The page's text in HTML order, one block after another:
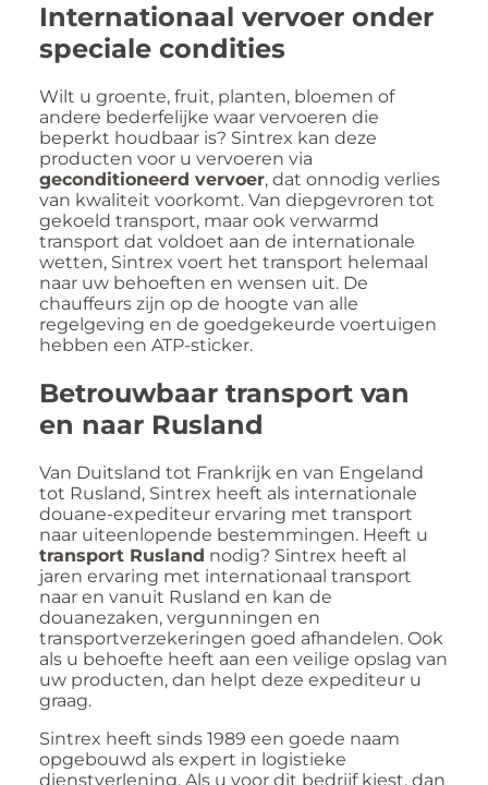
Internationaal vervoer onder
speciale condities
Wilt u groente, fruit, planten, bloemen of
andere bederfelijke waar vervoeren die
beperkt houdbaar is? Sintrex kan deze
producten voor u vervoeren via
geconditioneerd vervoer, dat onnodig verlies
van kwaliteit voorkomt. Van diepgevroren tot
gekoeld transport, maar ook verwarmd
transport dat voldoet aan de internationale
wetten, Sintrex voert het transport helemaal
naar uw behoeften en wensen uit. De
chauffeurs zijn op de hoogte van alle
regelgeving en de goedgekeurde voertuigen
hebben een ATP-sticker.
Betrouwbaar transport van
en naar Rusland
Van Duitsland tot Frankrijk en van Engeland
tot Rusland, Sintrex heeft als internationale
douane-expediteur ervaring met transport
naar uiteenlopende bestemmingen. Heeft u
transport Rusland nodig? Sintrex heeft al
jaren ervaring met internationaal transport
naar en vanuit Rusland en kan de
douanezaken, vergunningen en
transportverzekeringen goed afhandelen. Ook
als u behoefte heeft aan een veilige opslag van
uw producten, dan helpt deze expediteur u
graag.
Sintrex heeft sinds 1989 een goede naam
opgebouwd als expert in logistieke
dienstverlening. Als u voor dit bedrijf kiest, dan